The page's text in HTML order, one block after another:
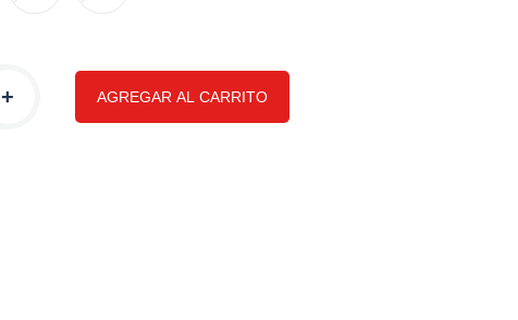
+ AGREGAR AL CARRITO